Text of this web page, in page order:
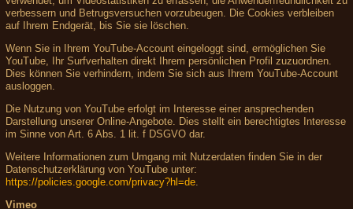
verbessern und Betrugsversuchen vorzubeugen. Die Cookies verbleiben
auf Ihrem Endgerät, bis Sie sie löschen.
Wenn Sie in Ihrem YouTube-Account eingeloggt sind, ermöglichen Sie
YouTube, Ihr Surfverhalten direkt Ihrem persönlichen Profil zuzuordnen.
Dies können Sie verhindern, indem Sie sich aus Ihrem YouTube-Account
ausloggen.
Die Nutzung von YouTube erfolgt im Interesse einer ansprechenden
Darstellung unserer Online-Angebote. Dies stellt ein berechtigtes Interesse
im Sinne von Art. 6 Abs. 1 lit. f DSGVO dar.
Weitere Informationen zum Umgang mit Nutzerdaten finden Sie in der
Datenschutzerklärung von YouTube unter:
https://policies.google.com/privacy?hl=de
Vimeo